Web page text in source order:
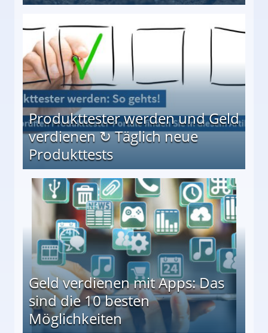
Produkttester werden und Geld
verdienen ↻ Täglich neue
Produkttests
↻ Täglich neue Produkttests
Geld verdienen mit Apps: Das
sind die 10 besten
Möglichkeiten